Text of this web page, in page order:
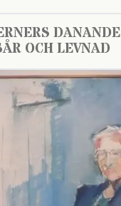
DANANDE
OCH LEVNAD